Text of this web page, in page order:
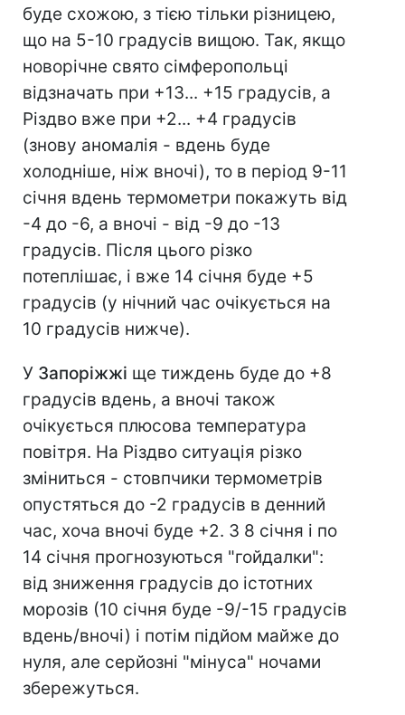
буде схожою, з тією тільки різницею,
що на 5-10 градусів вищою. Так, якщо
новорічне свято сімферопольці
відзначать при +13... +15 градусів, а
Різдво вже при +2... +4 градусів
(знову аномалія - вдень буде
холодніше, ніж вночі), то в період 9-11
січня вдень термометри покажуть від
-4 до -6, а вночі - від -9 до -13
градусів. Після цього різко
потеплішає, і вже 14 січня буде +5
градусів (у нічний час очікується на
10 градусів нижче).
У Запоріжжі ще тиждень буде до +8
градусів вдень, а вночі також
очікується плюсова температура
повітря. На Різдво ситуація різко
зміниться - стовпчики термометрів
опустяться до -2 градусів в денний
час, хоча вночі буде +2. З 8 січня і по
14 січня прогнозуються "гойдалки":
від зниження градусів до істотних
морозів (10 січня буде -9/-15 градусів
вдень/вночі) і потім підйом майже до
нуля, але серйозні "мінуса" ночами
збережуться.